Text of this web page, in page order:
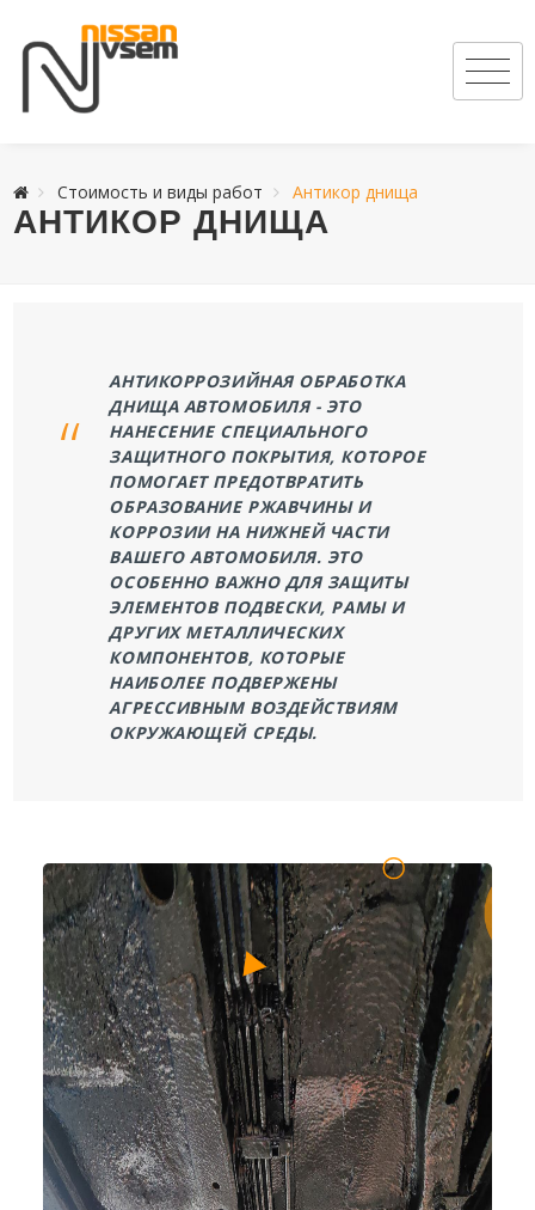
Стоимость и виды работ Антикор днища
АНТИКОР ДНИЩА
АНТИКОРРОЗИЙНАЯ ОБРАБОТКА
ДНИЩА АВТОМОБИЛЯ - ЭТО
НАНЕСЕНИЕ СПЕЦИАЛЬНОГО
ЗАЩИТНОГО ПОКРЫТИЯ, КОТОРОЕ
ПОМОГАЕТ ПРЕДОТВРАТИТЬ
ОБРАЗОВАНИЕ РЖАВЧИНЫ И
КОРРОЗИИ НА НИЖНЕЙ ЧАСТИ
ВАШЕГО АВТОМОБИЛЯ. ЭТО
ОСОБЕННО ВАЖНО ДЛЯ ЗАЩИТЫ
ЭЛЕМЕНТОВ ПОДВЕСКИ, РАМЫ И
ДРУГИХ МЕТАЛЛИЧЕСКИХ
КОМПОНЕНТОВ, КОТОРЫЕ
НАИБОЛЕЕ ПОДВЕРЖЕНЫ
АГРЕССИВНЫМ ВОЗДЕЙСТВИЯМ
ОКРУЖАЮЩЕЙ СРЕДЫ.